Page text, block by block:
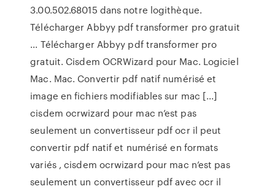
3.00.502.68015 dans notre logithèque.
Télécharger Abbyy pdf transformer pro gratuit
... Télécharger Abbyy pdf transformer pro
gratuit. Cisdem OCRWizard pour Mac. Logiciel
Mac. Mac. Convertir pdf natif numérisé et
image en fichiers modifiables sur mac [...]
cisdem ocrwizard pour mac n’est pas
seulement un convertisseur pdf ocr il peut
convertir pdf natif et numérisé en formats
variés , cisdem ocrwizard pour mac n’est pas
seulement un convertisseur pdf avec ocr il